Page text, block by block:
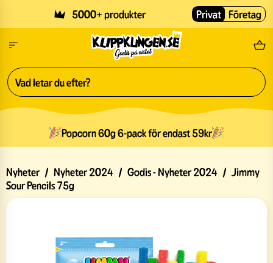
5000+ produkter Fri
Privat Företag
Popcorn 60g 6-pack för endast 59kr
Nyheter / Nyheter 2024 / Godis - Nyheter 2024 / Jimmy
Sour Pencils 75g